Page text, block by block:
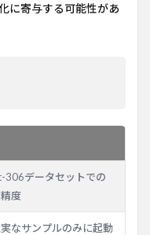
に寄与する可能性があ
306データセットでの
度
なサンプルのみに起動